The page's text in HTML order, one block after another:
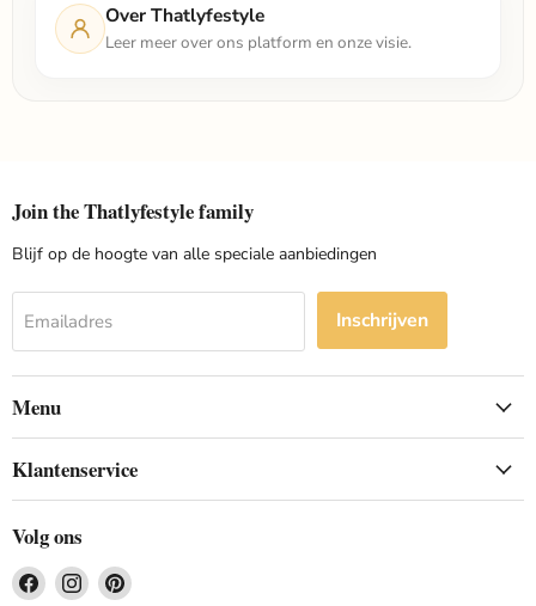
Over Thatlyfestyle
Leer meer over ons platform en onze visie.
Join the Thatlyfestyle family
Blijf op de hoogte van alle speciale aanbiedingen
Emailadres Inschrijven
Menu
Klantenservice
Volg ons
Vind Vind Vind